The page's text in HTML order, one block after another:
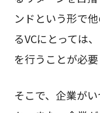
ンドという形で
るVCにとっては
を行うことが必要
そこで、企業が